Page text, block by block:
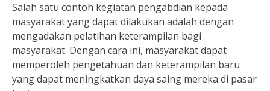
Salah satu contoh kegiatan pengabdian kepada
masyarakat yang dapat dilakukan adalah dengan
mengadakan pelatihan keterampilan bagi
masyarakat. Dengan cara ini, masyarakat dapat
memperoleh pengetahuan dan keterampilan baru
yang dapat meningkatkan daya saing mereka di pasar